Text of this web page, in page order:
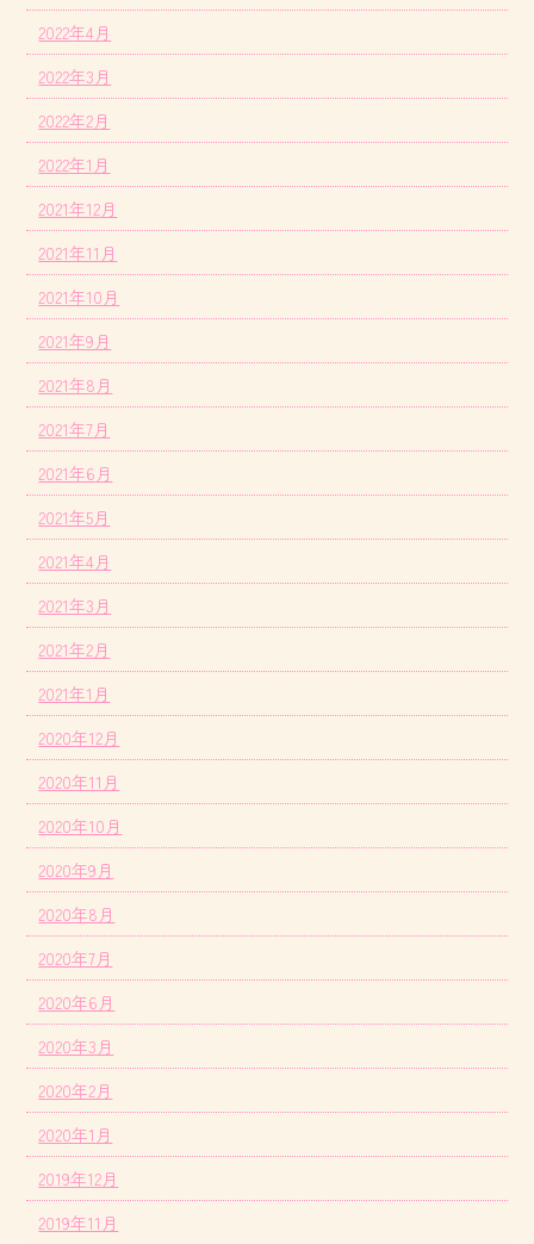
2022年4月
2022年3月
2022年2月
2022年1月
2021年12月
2021年11月
2021年10月
2021年9月
2021年8月
2021年7月
2021年6月
2021年5月
2021年4月
2021年3月
2021年2月
2021年1月
2020年12月
2020年11月
2020年10月
2020年9月
2020年8月
2020年7月
2020年6月
2020年3月
2020年2月
2020年1月
2019年12月
2019年11月